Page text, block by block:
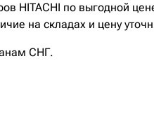
HITACHI по выгодной
на складах и цену
СНГ.